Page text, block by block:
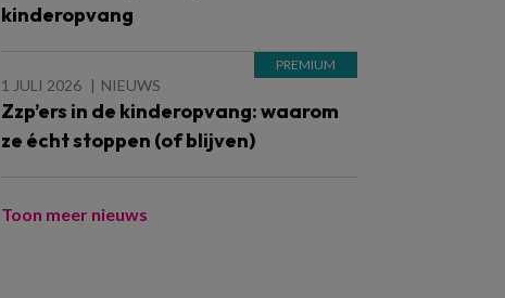
kinderopvang
1 JULI 2026 NIEUWS
Zzp’ers in de kinderopvang: waarom
ze écht stoppen (of blijven)
Toon meer nieuws